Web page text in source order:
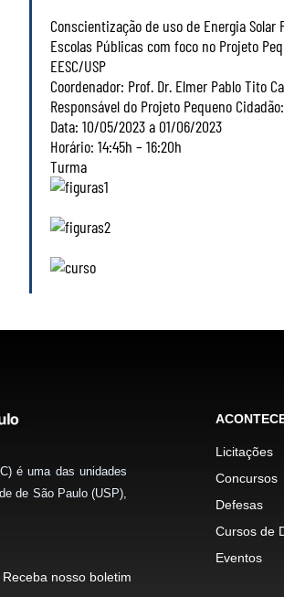
Conscientização de uso de Energia Solar
Escolas Públicas com foco no Projeto
EESC/USP
Coordenador: Prof. Dr. Elmer Pablo Tito
Responsável do Projeto Pequeno
Data: 10/05/2023 a 01/06/2023
Horário: 14:45h – 16:20h
Turma
é uma das unidades
de São Paulo (USP),
Receba nosso boletim
Licitações
Concursos
Defesas
Cursos de
Eventos